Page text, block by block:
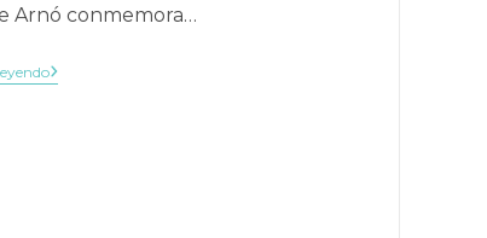
Arnó conmemora…
Día
Del